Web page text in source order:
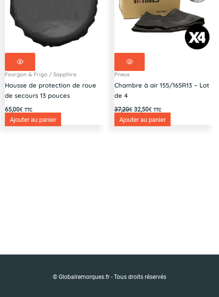
Fourgon & Frigo / Sapphire
Housse de protection de roue
de secours 13 pouces
65,00€ TTC
Ajouter au panier
Pneus
Chambre à air 155/165R13 – Lot
de 4
37,20€ 32,50€ TTC
Ajouter au panier
© Globalremorques.fr - Tous droits réservés